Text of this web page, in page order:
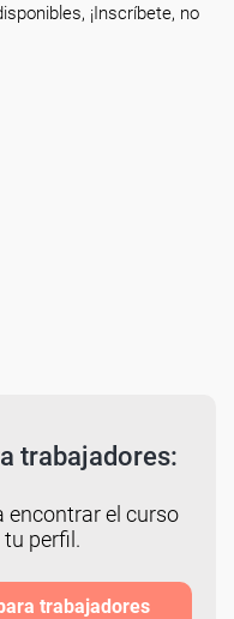
¡Inscríbete, no
trabajadores:
encontrar el curso
tu perfil.
trabajadores